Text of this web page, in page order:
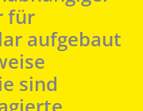
für
aufgebaut
sind